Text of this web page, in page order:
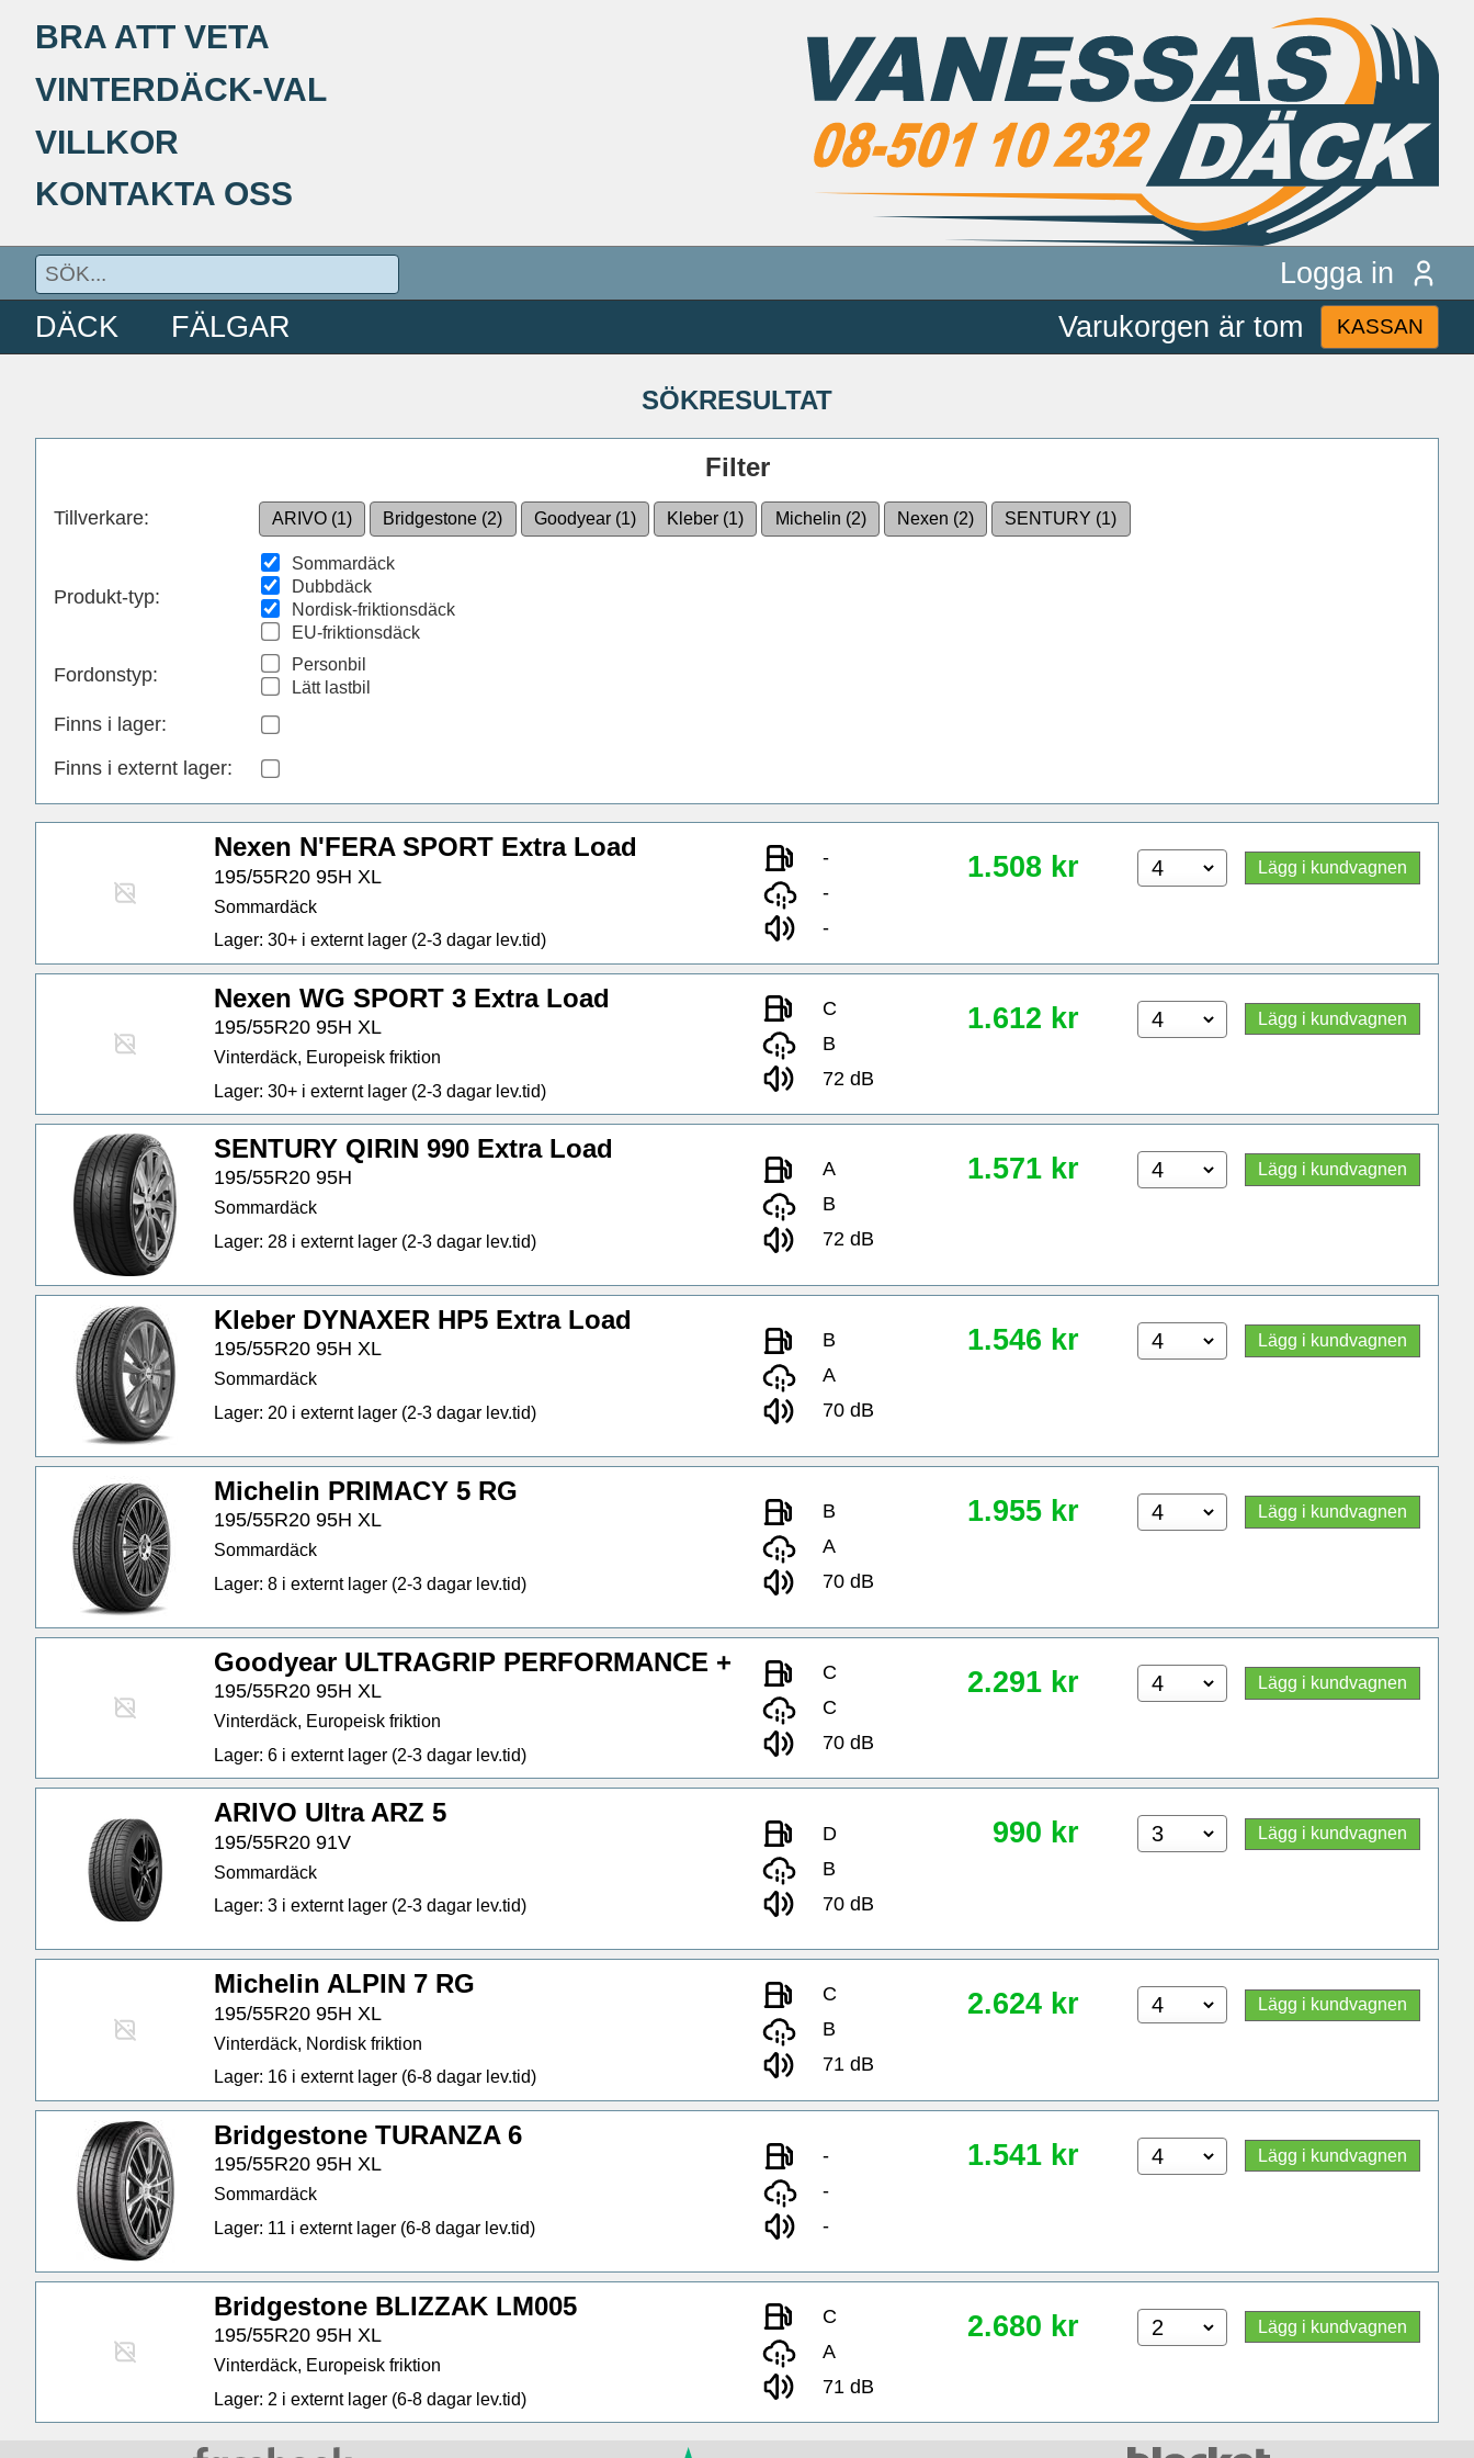
BRA ATT VETA
VINTERDÄCK-VAL
VILLKOR
KONTAKTA OSS
Logga in
DÄCK
FÄLGAR Varukorgen är tom KASSAN
SÖKRESULTAT
Filter
Tillverkare: ARIVO (1) Bridgestone (2) Goodyear (1) Kleber (1) Michelin (2) Nexen (2) SENTURY (1)
Produkt-typ:
Sommardäck
Dubbdäck
Nordisk-friktionsdäck
EU-friktionsdäck
Fordonstyp:
Personbil
Lätt lastbil
Finns i lager:
Finns i externt lager:
Nexen N'FERA SPORT Extra Load
195/55R20 95H XL
Sommardäck
Lager: 30+ i externt lager (2-3 dagar lev.tid)
-
-
-
1.508 kr Lägg i kundvagnen
Nexen WG SPORT 3 Extra Load
195/55R20 95H XL
Vinterdäck, Europeisk friktion
Lager: 30+ i externt lager (2-3 dagar lev.tid)
C
B
72 dB
1.612 kr Lägg i kundvagnen
SENTURY QIRIN 990 Extra Load
195/55R20 95H
Sommardäck
Lager: 28 i externt lager (2-3 dagar lev.tid)
A
B
72 dB
1.571 kr Lägg i kundvagnen
Kleber DYNAXER HP5 Extra Load
195/55R20 95H XL
Sommardäck
Lager: 20 i externt lager (2-3 dagar lev.tid)
B
A
70 dB
1.546 kr Lägg i kundvagnen
Michelin PRIMACY 5 RG
195/55R20 95H XL
Sommardäck
Lager: 8 i externt lager (2-3 dagar lev.tid)
B
A
70 dB
1.955 kr Lägg i kundvagnen
Goodyear ULTRAGRIP PERFORMANCE +
195/55R20 95H XL
Vinterdäck, Europeisk friktion
Lager: 6 i externt lager (2-3 dagar lev.tid)
C
C
70 dB
2.291 kr Lägg i kundvagnen
ARIVO Ultra ARZ 5
195/55R20 91V
Sommardäck
Lager: 3 i externt lager (2-3 dagar lev.tid)
D
B
70 dB
990 kr Lägg i kundvagnen
Michelin ALPIN 7 RG
195/55R20 95H XL
Vinterdäck, Nordisk friktion
Lager: 16 i externt lager (6-8 dagar lev.tid)
C
B
71 dB
2.624 kr Lägg i kundvagnen
Bridgestone TURANZA 6
195/55R20 95H XL
Sommardäck
Lager: 11 i externt lager (6-8 dagar lev.tid)
-
-
-
1.541 kr Lägg i kundvagnen
Bridgestone BLIZZAK LM005
195/55R20 95H XL
Vinterdäck, Europeisk friktion
Lager: 2 i externt lager (6-8 dagar lev.tid)
C
A
71 dB
2.680 kr Lägg i kundvagnen